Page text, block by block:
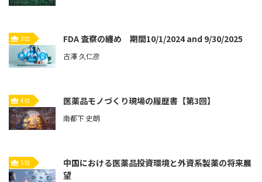
3位 FDA 査察の纏め 期間10/1/2024 and 9/30/2025
古澤 久仁彦
4位 医薬品モノづくり現場の履歴書【第3回】
南都下 史朗
5位
中国における医薬品投資環境と外資系製薬の将来展
望